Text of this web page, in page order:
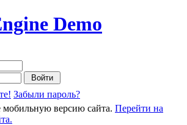
Demo
Забыли пароль?
мобильную версию сайта. Перейти на